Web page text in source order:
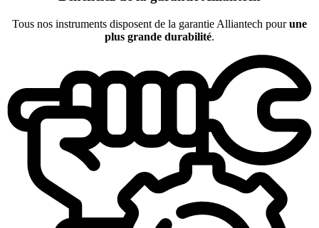
Tous nos instruments disposent de la garantie Alliantech pourune
plus grande durabilité.